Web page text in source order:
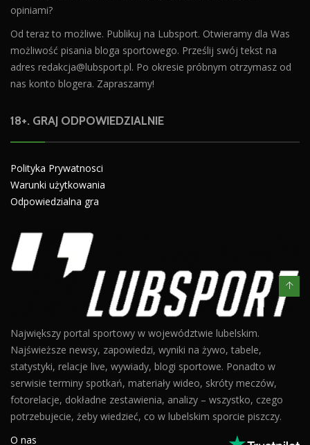
opiniami?
Od teraz to możliwe. Publikuj na Lubsport. Otwieramy dla Was
możliwość pisania bloga sportowego. Prześlij swój tekst na
adres redakcja@lubsport.pl. Po okresie próbnym otrzymasz od
nas konto blogera. Zapraszamy!
18+. GRAJ ODPOWIEDZIALNIE
Polityka Prywatnosci
Warunki użytkowania
Odpowiedzialna gra
Największy portal sportowy w województwie lubelskim.
Najświeższe newsy, zapowiedzi, wyniki na żywo, tabele,
statystyki, relacje live, wywiady, blogi sportowe. Ponadto w
serwisie terminy spotkań, materiały wideo, skróty meczów,
fotorelacje, dokładne zestawienia, analizy – wszystko, czego
potrzebujecie, żeby wiedzieć, co w lubelskim sporcie piszczy.
O nas